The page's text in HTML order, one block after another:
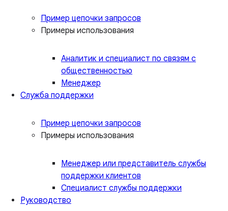
Пример цепочки запросов
Примеры использования
Аналитик и специалист по связям с
общественностью
Менеджер
Служба поддержки
Пример цепочки запросов
Примеры использования
Менеджер или представитель службы
поддержки клиентов
Специалист службы поддержки
Руководство